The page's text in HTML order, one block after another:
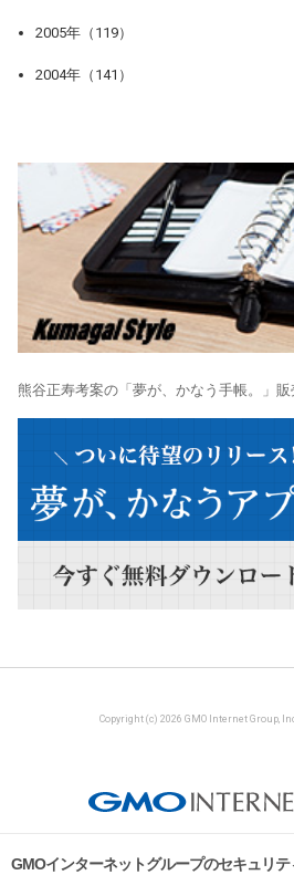
2005年（119）
2004年（141）
熊谷正寿考案の「夢が、かなう手帳。」販
Copyright (c) 2026 GMO Internet Group,
GMOインターネットグループのセキュリ